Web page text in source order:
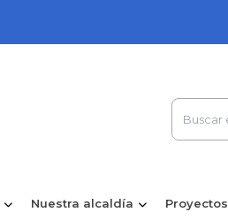
Nuestra alcaldía Proyectos